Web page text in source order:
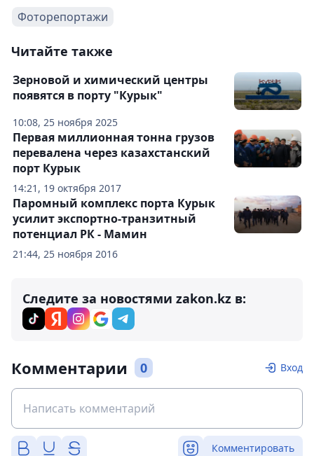
Фоторепортажи
Читайте также
10:08, 25 ноября 2025
Зерновой и химический центры
появятся в порту "Курык"
14:21, 19 октября 2017
Первая миллионная тонна грузов
перевалена через казахстанский
порт Курык
21:44, 25 ноября 2016
Паромный комплекс порта Курык
усилит экспортно-транзитный
потенциал РК - Мамин
Следите за новостями zakon.kz в:
Комментарии 0 Вход
Комментировать